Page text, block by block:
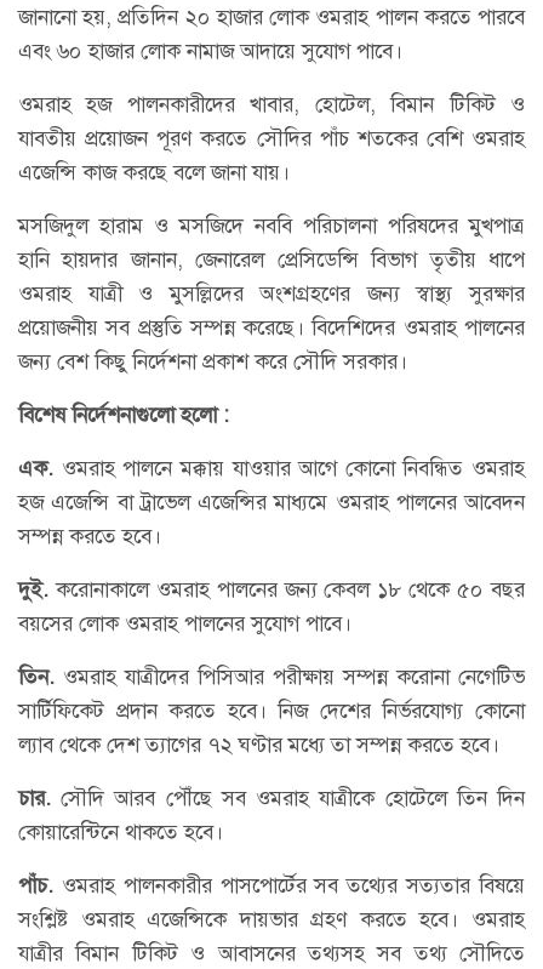
জানানো হয়, প্রতিদিন ২০ হাজার লোক ওমরাহ পালন করতে পারবে
এবং ৬০ হাজার লোক নামাজ আদায়ে সুযোগ পাবে।
ওমরাহ হজ পালনকারীদের খাবার, হোটেল, বিমান টিকিট ও
যাবতীয় প্রয়োজন পূরণ করতে সৌদির পাঁচ শতকের বেশি ওমরাহ
এজেন্সি কাজ করছে বলে জানা যায়।
মসজিদুল হারাম ও মসজিদে নববি পরিচালনা পরিষদের মুখপাত্র
হানি হায়দার জানান, জেনারেল প্রেসিডেন্সি বিভাগ তৃতীয় ধাপে
ওমরাহ যাত্রী ও মুসল্লিদের অংশগ্রহণের জন্য স্বাস্থ্য সুরক্ষার
প্রয়োজনীয় সব প্রস্তুতি সম্পন্ন করেছে। বিদেশিদের ওমরাহ পালনের
জন্য বেশ কিছু নির্দেশনা প্রকাশ করে সৌদি সরকার।
বিশেষনির্দেশনাগুলোহলো :
এক. ওমরাহ পালনে মক্কায় যাওয়ার আগে কোনো নিবন্ধিত ওমরাহ
হজ এজেন্সি বা ট্রাভেল এজেন্সির মাধ্যমে ওমরাহ পালনের আবেদন
সম্পন্ন করতে হবে।
দুই. করোনাকালে ওমরাহ পালনের জন্য কেবল ১৮ থেকে ৫০ বছর
বয়সের লোক ওমরাহ পালনের সুযোগ পাবে।
তিন. ওমরাহ যাত্রীদের পিসিআর পরীক্ষায় সম্পন্ন করোনা নেগেটিভ
সার্টিফিকেট প্রদান করতে হবে। নিজ দেশের নির্ভরযোগ্য কোনো
ল্যাব থেকে দেশ ত্যাগের ৭২ ঘণ্টার মধ্যে তা সম্পন্ন করতে হবে।
চার.সৌদি আরব পৌঁছে সব ওমরাহ যাত্রীকে হোটেলে তিন দিন
কোয়ারেন্টিনে থাকতে হবে।
পাঁচ. ওমরাহ পালনকারীর পাসপোর্টের সব তথ্যের সত্যতার বিষয়ে
সংশ্লিষ্ট ওমরাহ এজেন্সিকে দায়ভার গ্রহণ করতে হবে। ওমরাহ
যাত্রীর বিমান টিকিট ও আবাসনের তথ্যসহ সব তথ্য সৌদিতে